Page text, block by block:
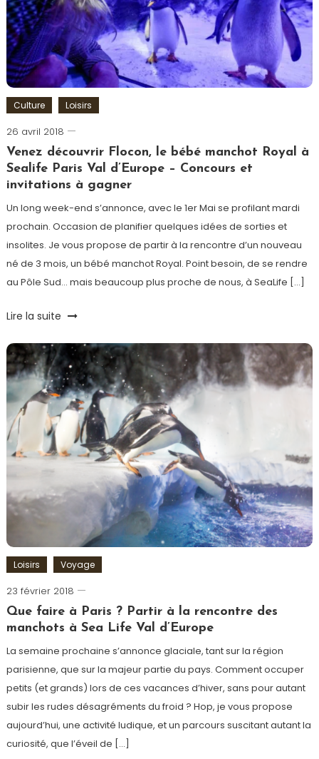
Life
Val
d'Europe,
Thorigny-
sur-
Marne,
Trash
Tag
Challenge
Culture Loisirs
26 avril 2018
Romain-
Paris
Venez découvrir Flocon, le bébé manchot Royal à
Sealife Paris Val d’Europe – Concours et
invitations à gagner
Un long week-end s’annonce, avec le 1er Mai se profilant mardi
prochain. Occasion de planifier quelques idées de sorties et
insolites. Je vous propose de partir à la rencontre d’un nouveau
né de 3 mois, un bébé manchot Royal. Point besoin, de se rendre
au Pôle Sud… mais beaucoup plus proche de nous, à SeaLife […]
Tagged
concours,
Environnement,
Manchot,
Sea
Life
Val
d'Europe
Lire la suite
Loisirs Voyage
23 février 2018
Romain-
Paris
Que faire à Paris ? Partir à la rencontre des
manchots à Sea Life Val d’Europe
La semaine prochaine s’annonce glaciale, tant sur la région
parisienne, que sur la majeur partie du pays. Comment occuper
petits (et grands) lors de ces vacances d’hiver, sans pour autant
subir les rudes désagréments du froid ? Hop, je vous propose
aujourd’hui, une activité ludique, et un parcours suscitant autant la
curiosité, que l’éveil de […]